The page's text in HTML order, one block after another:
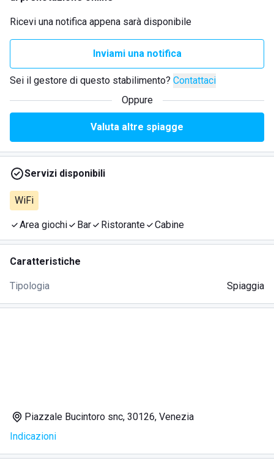
Ricevi una notifica appena sarà disponibile
Inviami una notifica
Sei il gestore di questo stabilimento? Contattaci
Oppure
Valuta altre spiagge
Servizi disponibili
WiFi
Area giochi Bar Ristorante Cabine
Caratteristiche
Tipologia Spiaggia
Piazzale Bucintoro snc, 30126, Venezia
Indicazioni